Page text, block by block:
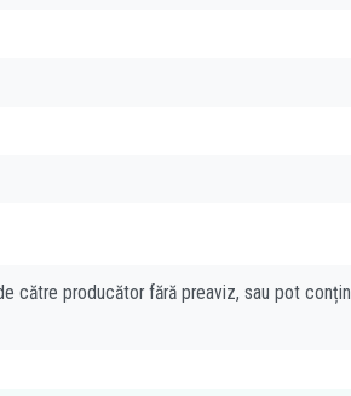
către producător fără preaviz, sau pot